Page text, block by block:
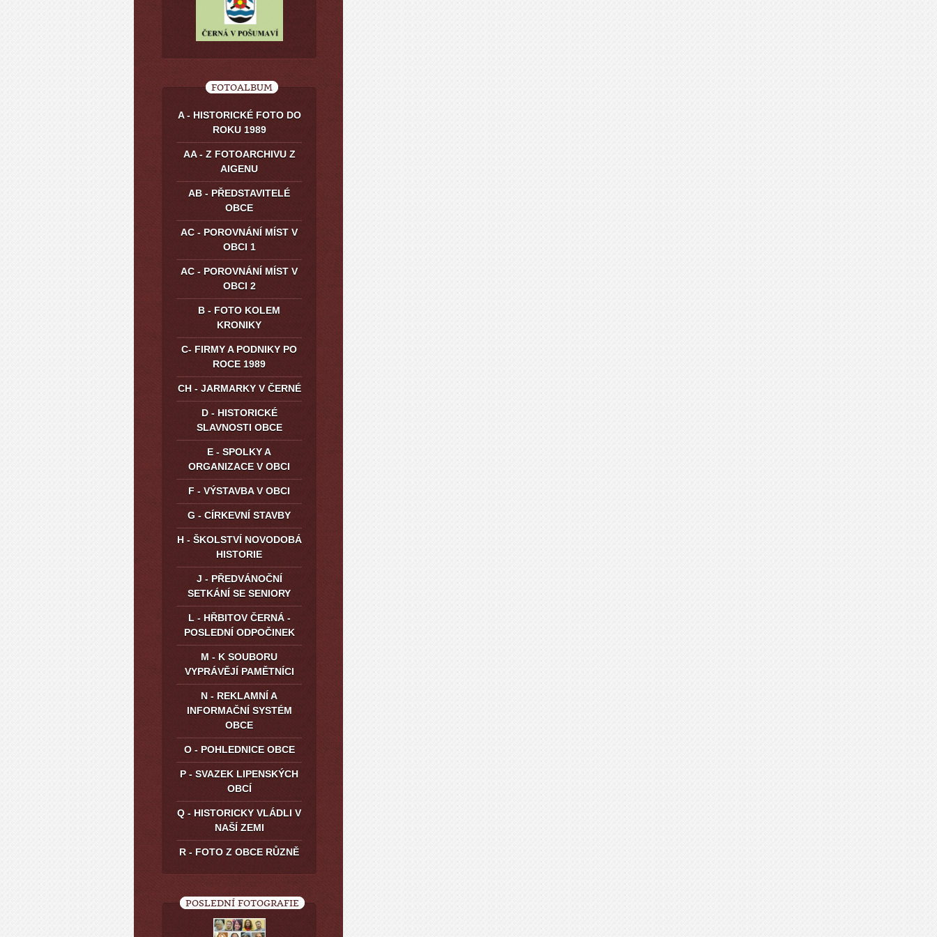
FOTOALBUM
A - HISTORICKÉ FOTO DO
ROKU 1989
AA - Z FOTOARCHIVU Z
AIGENU
AB - PŘEDSTAVITELÉ
OBCE
AC - POROVNÁNÍ MÍST V
OBCI 1
AC - POROVNÁNÍ MÍST V
OBCI 2
B - FOTO KOLEM
KRONIKY
C- FIRMY A PODNIKY PO
ROCE 1989
CH - JARMARKY V ČERNÉ
D - HISTORICKÉ
SLAVNOSTI OBCE
E - SPOLKY A
ORGANIZACE V OBCI
F - VÝSTAVBA V OBCI
G - CÍRKEVNÍ STAVBY
H - ŠKOLSTVÍ NOVODOBÁ
HISTORIE
J - PŘEDVÁNOČNÍ
SETKÁNÍ SE SENIORY
L - HŘBITOV ČERNÁ -
POSLEDNÍ ODPOČINEK
M - K SOUBORU
VYPRÁVĚJÍ PAMĚTNÍCI
N - REKLAMNÍ A
INFORMAČNÍ SYSTÉM
OBCE
O - POHLEDNICE OBCE
P - SVAZEK LIPENSKÝCH
OBCÍ
Q - HISTORICKY VLÁDLI V
NAŠÍ ZEMI
R - FOTO Z OBCE RŮZNĚ
POSLEDNÍ FOTOGRAFIE